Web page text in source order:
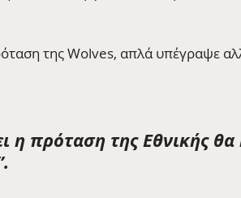
της Wolves, απλά υπέγραψε
η πρόταση της Εθνικής